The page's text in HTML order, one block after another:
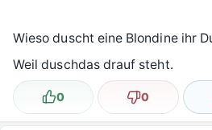
Wieso duscht eine Blondine ihr
Weil duschdas drauf steht.
Lustig
0 Nicht lustig
0